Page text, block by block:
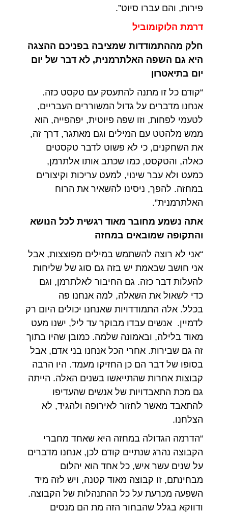
פירות, והם עברו סיוט”.
דרמת הלוקומוביל
חלק מההתמודדות שמציבה בפניכם ההצגה
היא גם השפה האלתרמנית, לא דבר של יום
יום בתיאטרון
“קודם כל זו מתנה להתעסק עם טקסט כזה.
אנחנו מדברים על גדול המשוררים העבריים,
לטעמי לפחות, וזו שפה פיוטית, יפהפייה, הוא
ממש מלהטט עם המילים וגם מאתגר, דרך זה,
את השחקנים, כי לא פשוט לדבר טקסטים
כאלה, והטקסט, כמו שכתב אותו אלתרמן,
כמעט ולא עבר שינוי, למעט עריכות וקיצורים
במחזה. להפך, ניסינו להשאיר את הרוח
האלתרמנית”.
אתה נשמע מחובר מאוד רגשית לכל הנושא
והתקופה שמובאים במחזה
“אני לא רוצה להשתמש במילים מפוצצות, אבל
אני חושב שבאמת יש בזה גם סוג של שליחות
להעלות דבר כזה. גם החיבור לאלתרמן, וגם
כדי לשאול את השאלה, למה אנחנו פה
בכלל. אלה התמודדויות שאנחנו יכולים היום רק
לדמיין. אנשים עבדו מבוקר עד ליל, ישנו מעט
מאוד בלילה, ובאמונה שלמה. כמובן שהיו בתוך
זה גם שבירות. אחרי הכל אנחנו בני אדם, אבל
בסופו של דבר הם כן החזיקו מעמד. היו הרבה
קבוצות אחרות שהתייאשו בשנים האלה. הייתה
גם מכת התאבדויות של אנשים שהעדיפו
להתאבד מאשר לחזור לאירופה ולהגיד, לא
הצלחנו.
“הדרמה הגדולה במחזה היא שאחד מחברי
הקבוצה נהרג שנתיים קודם לכן, אנחנו מדברים
על שנים עשר איש, כל אחד הוא יהלום
מבחינתם, זו קבוצה מאוד קטנה, ויש לזה מיד
השפעה מכרעת על כל ההתנהלות של הקבוצה.
ודווקא בגלל שהבחור הזה מת הם מנסים